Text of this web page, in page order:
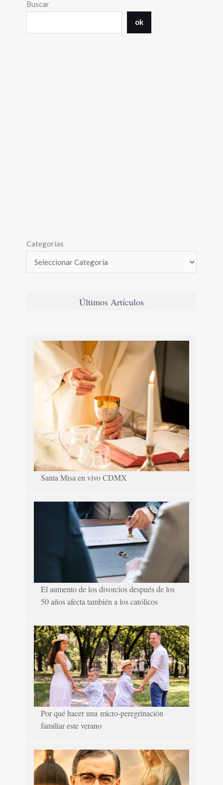
Buscar
ok
Categorías
Últimos Artículos
Santa Misa en vivo CDMX
El aumento de los divorcios después de los
50 años afecta también a los católicos
Por qué hacer una micro-peregrinación
familiar este verano